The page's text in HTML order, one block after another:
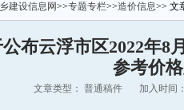
建设信息网>>专题专栏>>造价信息>> 文
布云浮市区2022年8
参考价
文章类型： 普通稿件 加入时间